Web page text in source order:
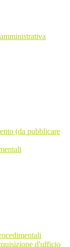
(da pubblicare
d'ufficio